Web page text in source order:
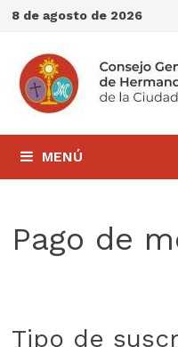
Saltar
contenido
8 de agosto de 2026
MENÚ
Pago de
Tipo de